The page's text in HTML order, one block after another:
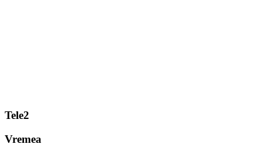
Tele2
Vremea